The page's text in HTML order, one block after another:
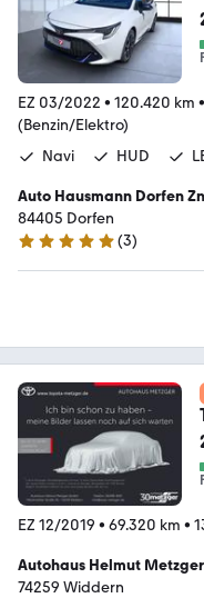
EZ 03/2022 • 120.420 km •
(Benzin/Elektro)
Navi
HUD
Auto Hausmann Dorfen
84405 Dorfen
5 Sterne
(3)
EZ 12/2019 • 69.320 km •
Autohaus Helmut
74259 Widdern